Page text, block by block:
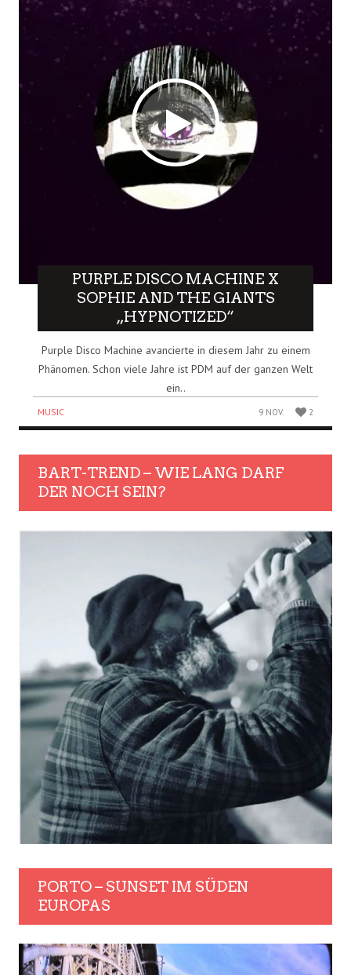
PURPLE DISCO MACHINE X
SOPHIE AND THE GIANTS
„HYPNOTIZED“
Purple Disco Machine avancierte in diesem Jahr zu einem
Phänomen. Schon viele Jahre ist PDM auf der ganzen Welt
ein..
MUSIC 9 NOV. 2
BART-TREND – WIE LANG DARF
DER NOCH SEIN?
PORTO – SUNSET IM SÜDEN
EUROPAS